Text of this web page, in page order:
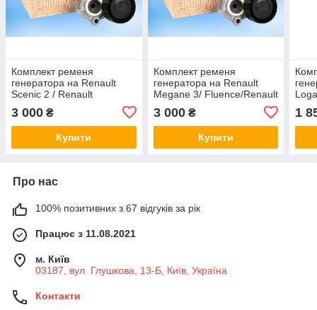
Комплект ременя
генератора на Renault
Scenic 2 / Renault
3 000 ₴
Купити
Комплект ременя
генератора на Renault
Megane 3/ Fluence/Renault
3 000₴
Купити
1
Про нас
100% позитивних з 67 відгуків за рік
Працює з 11.08.2021
м. Київ
03187, вул. Глушкова, 13-Б, Київ, Україна
Контакти